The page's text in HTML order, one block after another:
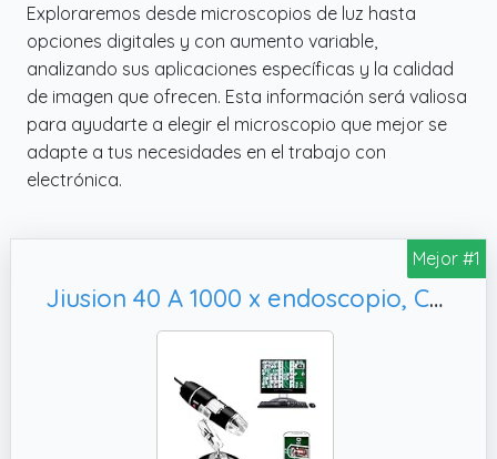
Exploraremos desde microscopios de luz hasta
opciones digitales y con aumento variable,
analizando sus aplicaciones específicas y la calidad
de imagen que ofrecen. Esta información será valiosa
para ayudarte a elegir el microscopio que mejor se
adapte a tus necesidades en el trabajo con
electrónica.
Mejor #1
Jiusion 40 A 1000 x endoscopio, Compatible con Mac Windows 7 8 10 11 Android Linux Chrome